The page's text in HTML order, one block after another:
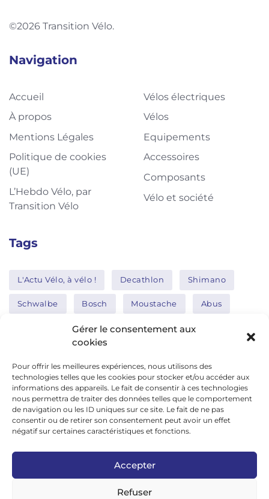
Gérer le consentement aux
cookies
Pour offrir les meilleures expériences, nous utilisons des
technologies telles que les cookies pour stocker et/ou accéder aux
informations des appareils. Le fait de consentir à ces technologies
nous permettra de traiter des données telles que le comportement
de navigation ou les ID uniques sur ce site. Le fait de ne pas
consentir ou de retirer son consentement peut avoir un effet
négatif sur certaines caractéristiques et fonctions.
Accepter
Refuser
©2026 Transition Vélo.
Navigation
Accueil
À propos
Mentions Légales
Politique de cookies
(UE)
L’Hebdo Vélo, par
Transition Vélo
Vélos électriques
Vélos
Equipements
Accessoires
Composants
Vélo et société
Tags
L'Actu Vélo, à vélo ! Decathlon Shimano
Schwalbe Bosch Moustache Abus
Thule Nakamura
Réseaux sociaux
google news
facebook
twitter